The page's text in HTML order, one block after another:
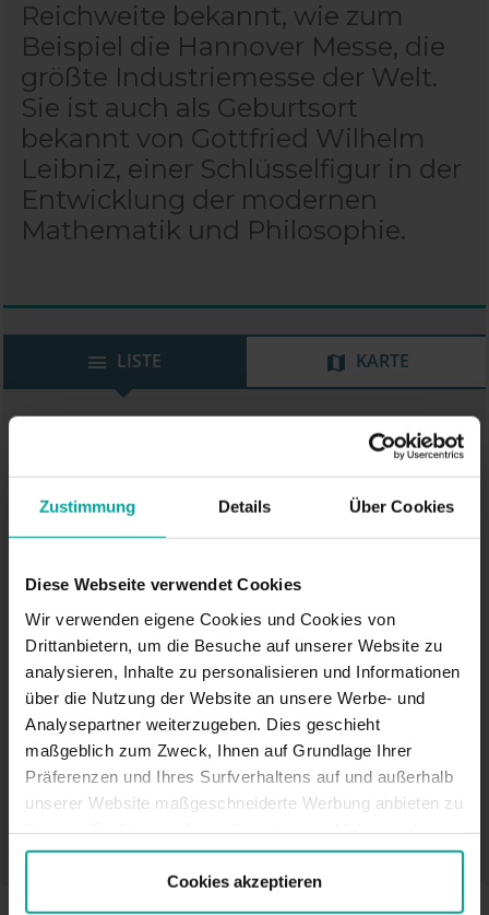
Zustimmung Details Über Cookies
Diese Webseite verwendet Cookies
Wir verwenden eigene Cookies und Cookies von
Drittanbietern, um die Besuche auf unserer Website zu
analysieren, Inhalte zu personalisieren und Informationen
über die Nutzung der Website an unsere Werbe- und
Analysepartner weiterzugeben. Dies geschieht
maßgeblich zum Zweck, Ihnen auf Grundlage Ihrer
Präferenzen und Ihres Surfverhaltens auf und außerhalb
unserer Website maßgeschneiderte Werbung anbieten zu
Ihre Präferenzen auswählen, indem Sie auf die
entsprechende Schaltfläche klicken. Weitere
Informationen finden Sie in der Cookie-Richtlinie.
Cookies akzeptieren
Reichweite bekannt, wie zum
Beispiel die Hannover Messe, die
größte Industriemesse der Welt.
Sie ist auch als Geburtsort
bekannt von Gottfried Wilhelm
Leibniz, einer Schlüsselfigur in der
Entwicklung der modernen
Mathematik und Philosophie.
LISTE KARTE
Saba Parkgarage Hannover-
Kronsrode , Hannover
Preis pro Stunde ab
1,00 €
Rabattierung bis 90,00 Minuten gibt es für Barzahler einen
Rabatt.
MEHR INFOS
sonstige Optionen